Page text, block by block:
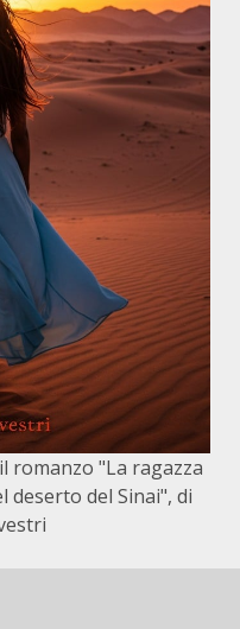
romanzo "La ragazza
deserto del Sinai", di